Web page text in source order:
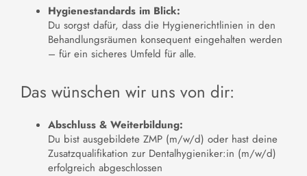
Hygienestandards im Blick:
Du sorgst dafür, dass die Hygienerichtlinien in den
Behandlungsräumen konsequent eingehalten werden
– für ein sicheres Umfeld für alle.
Das wünschen wir uns von dir:
Abschluss & Weiterbildung:
Du bist ausgebildete ZMP (m/w/d) oder hast deine
Zusatzqualifikation zur Dentalhygieniker:in (m/w/d)
erfolgreich abgeschlossen